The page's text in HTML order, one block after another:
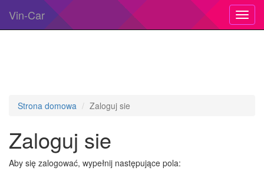
Vin-Car
Strona domowa Zaloguj sie
Zaloguj sie
Aby się zalogować, wypełnij następujące pola: